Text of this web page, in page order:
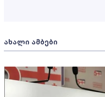
ახალი ამბები